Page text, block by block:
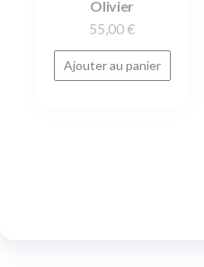
Olivier
55,00 €
Ajouter au panier